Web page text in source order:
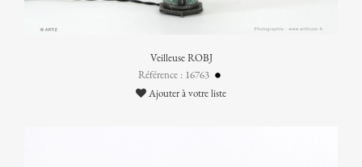
Veilleuse ROBJ
Référence : 16763
Ajouter à votre liste